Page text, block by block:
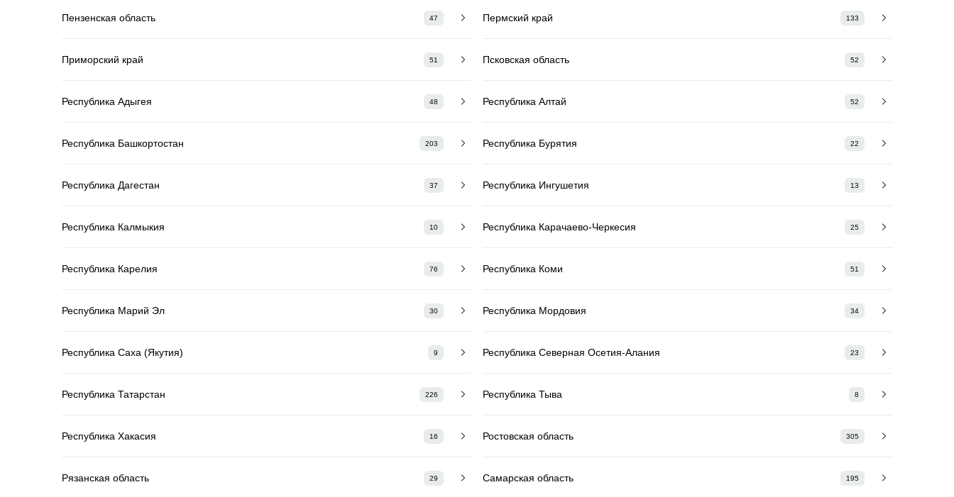
Пензенская область 47 Пермский край 133
Приморский край 51 Псковская область 52
Республика Адыгея 48 Республика Алтай 52
Республика Башкортостан 203 Республика Бурятия 22
Республика Дагестан 37 Республика Ингушетия 13
Республика Калмыкия 10 Республика Карачаево-Черкесия 25
Республика Карелия 76 Республика Коми 51
Республика Марий Эл 30 Республика Мордовия 34
Республика Саха (Якутия) 9 Республика Северная Осетия-Алания 23
Республика Татарстан 226 Республика Тыва 8
Республика Хакасия 16 Ростовская область 305
Рязанская область 29 Самарская область 195